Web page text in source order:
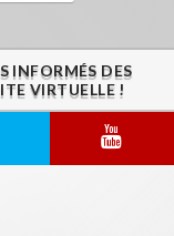
INFORMÉS DES
VIRTUELLE !